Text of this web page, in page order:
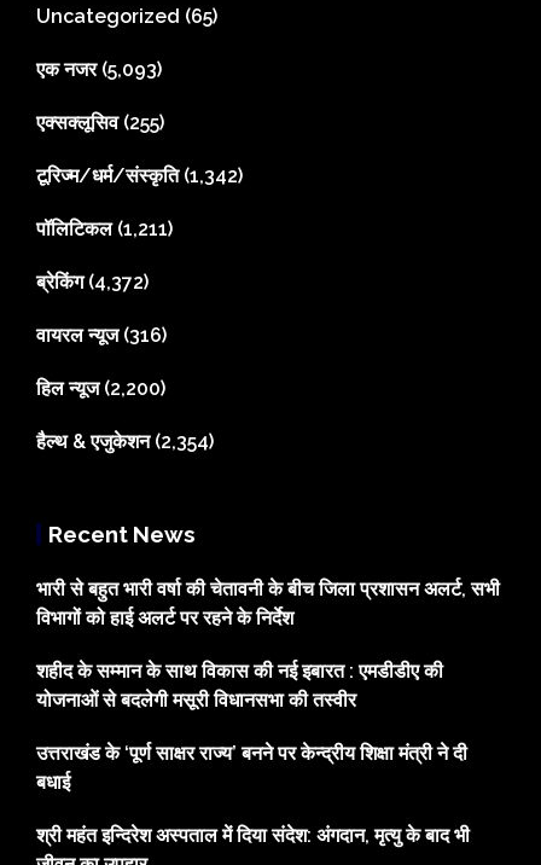
Uncategorized (65)
एक नजर(5,093)
एक्सक्लूसिव(255)
टूरिज्म/धर्म/संस्कृति(1,342)
पॉलिटिकल(1,211)
ब्रेकिंग(4,372)
वायरल न्यूज(316)
हिल न्यूज(2,200)
हैल्थ & एजुकेशन(2,354)
Recent News
भारी से बहुत भारी वर्षा की चेतावनी के बीच जिला प्रशासन अलर्ट, सभी
विभागों को हाई अलर्ट पर रहने के निर्देश
शहीद के सम्मान के साथ विकास की नई इबारत : एमडीडीए की
योजनाओं से बदलेगी मसूरी विधानसभा की तस्वीर
उत्तराखंड के ‘पूर्ण साक्षर राज्य’ बनने पर केन्द्रीय शिक्षा मंत्री ने दी
बधाई
श्री महंत इन्दिरेश अस्पताल में दिया संदेश: अंगदान, मृत्यु के बाद भी